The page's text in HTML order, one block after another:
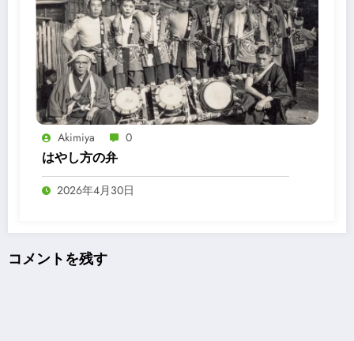
Akimiya 0
はやし方の弁
2026年4月30日
コメントを残す